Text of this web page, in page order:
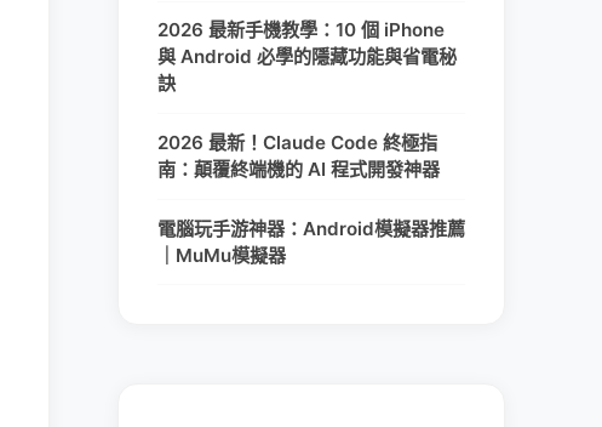
2026 最新手機教學：10 個 iPhone
與 Android 必學的隱藏功能與省電秘
訣
2026 最新！Claude Code 終極指
南：顛覆終端機的 AI 程式開發神器
電腦玩手游神器：Android模擬器推薦
｜MuMu模擬器